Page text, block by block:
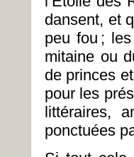
dansent, et
peu fou ;
mitaine ou
de princes
pour les
littéraires,
ponctuées